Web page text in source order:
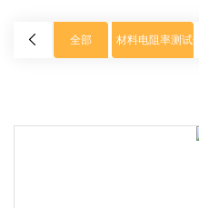
全部 材料电阻率测试仪